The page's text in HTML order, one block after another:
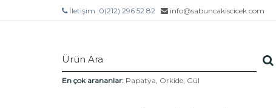
İletişim :0(212) 296 52 82 info@sabuncakiscicek.com
En çok arananlar: Papatya, Orkide, Gül